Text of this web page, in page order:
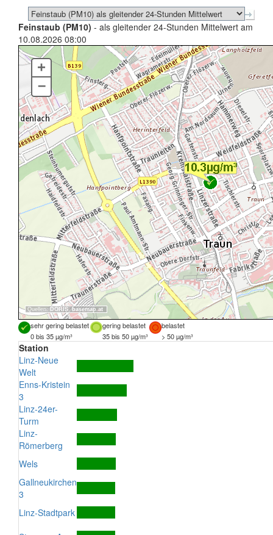
Feinstaub (PM10) - als gleitender 24-Stunden Mittelwert am
10.08.2026 08:00
Quellen: DORIS, basemap.at
+
–
sehr gering belastet gering belastet
belastet
0 bis 35 µg/m³
35 bis 50 µg/m³ > 50 µg/m³
Station
Linz-Neue
Welt
Enns-Kristein
3
Linz-24er-
Turm
Linz-
Römerberg
Wels
Gallneukirchen
3
Linz-Stadtpark